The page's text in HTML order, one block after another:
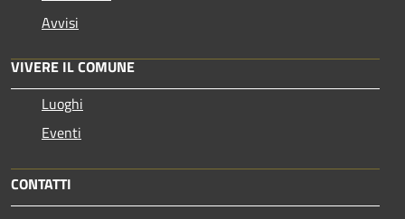
Avvisi
VIVERE IL COMUNE
Luoghi
Eventi
CONTATTI